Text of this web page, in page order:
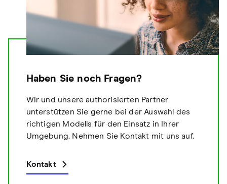
Haben Sie noch Fragen?
Wir und unsere authorisierten Partner
unterstützen Sie gerne bei der Auswahl des
richtigen Modells für den Einsatz in Ihrer
Umgebung. Nehmen Sie Kontakt mit uns auf.
Kontakt